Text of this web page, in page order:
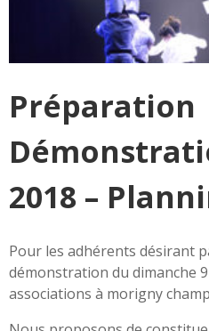
Préparation
2018 –
Pour les adhérents désirant
démonstration du dimanche
associations à morigny